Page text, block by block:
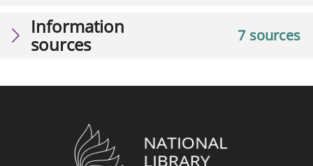
7 sources
Information
sources